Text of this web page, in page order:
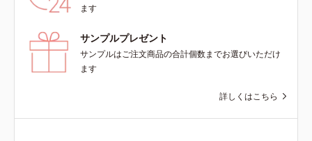
ます
サンプルプレゼント
サンプルはご注文商品の合計個数までお選びいただけ
ます
詳しくはこちら